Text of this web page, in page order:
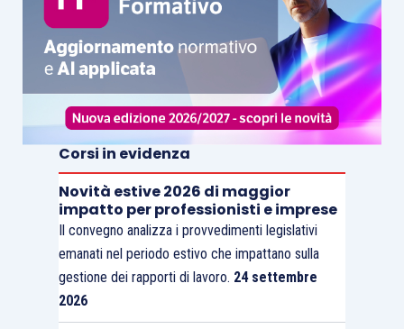
Corsi in evidenza
Novità estive 2026 di maggior
impatto per professionisti e imprese
Il convegno analizza i provvedimenti legislativi
emanati nel periodo estivo che impattano sulla
gestione dei rapporti di lavoro. 24 settembre
2026